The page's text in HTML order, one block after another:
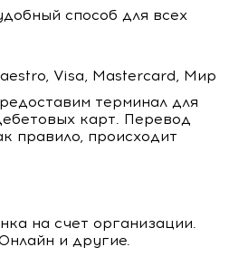
способ для всех
Visa, Mastercard, Мир
терминал для
карт. Перевод
правило, происходит
на счет организации.
и другие.